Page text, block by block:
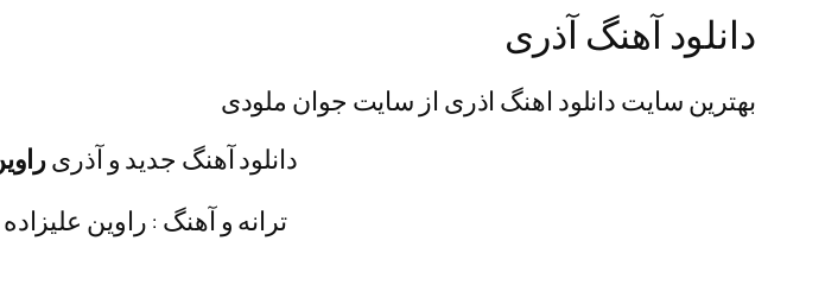
دانلود آهنگ آذری
بهترین سایت دانلود اهنگ اذری از سایت جوان ملودی
دانلود آهنگ جدید و آذری
ترانه و آهنگ : راوین